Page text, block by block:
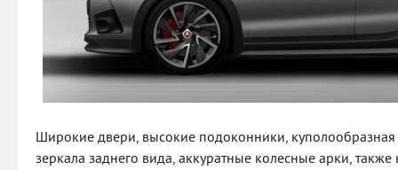
Широкие двери, высокие подоконники,
зеркала заднего вида, аккуратные колесные арки,